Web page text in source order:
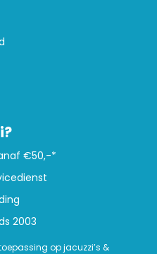
€50,-*
2003
op jacuzzi’s &